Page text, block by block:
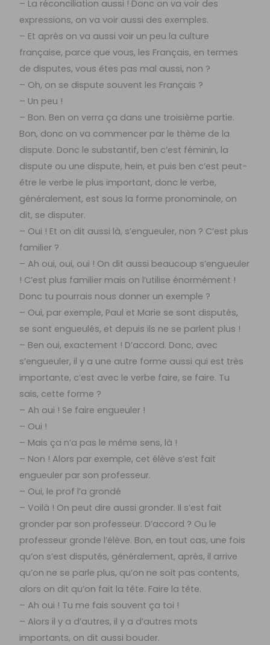
– La réconciliation aussi ! Donc on va voir des
expressions, on va voir aussi des exemples.
– Et après on va aussi voir un peu la culture
française, parce que vous, les Français, en termes
de disputes, vous êtes pas mal aussi, non ?
– Oh, on se dispute souvent les Français ?
– Un peu !
– Bon. Ben on verra ça dans une troisième partie.
Bon, donc on va commencer par le thème de la
dispute. Donc le substantif, ben c’est féminin, la
dispute ou une dispute, hein, et puis ben c’est peut-
être le verbe le plus important, donc le verbe,
généralement, est sous la forme pronominale, on
dit, se disputer.
– Oui ! Et on dit aussi là, s’engueuler, non ? C’est plus
familier ?
– Ah oui, oui, oui ! On dit aussi beaucoup s’engueuler
! C’est plus familier mais on l’utilise énormément !
Donc tu pourrais nous donner un exemple ?
– Oui, par exemple, Paul et Marie se sont disputés,
se sont engueulés, et depuis ils ne se parlent plus !
– Ben oui, exactement ! D’accord. Donc, avec
s’engueuler, il y a une autre forme aussi qui est très
importante, c’est avec le verbe faire, se faire. Tu
sais, cette forme ?
– Ah oui ! Se faire engueuler !
– Oui !
– Mais ça n’a pas le même sens, là !
– Non ! Alors par exemple, cet élève s’est fait
engueuler par son professeur.
– Oui, le prof l’a grondé
– Voilà ! On peut dire aussi gronder. Il s’est fait
gronder par son professeur. D’accord ? Ou le
professeur gronde l’élève. Bon, en tout cas, une fois
qu’on s’est disputés, généralement, après, il arrive
qu’on ne se parle plus, qu’on ne soit pas contents,
alors on dit qu’on fait la tête. Faire la tête.
– Ah oui ! Tu me fais souvent ça toi !
– Alors il y a d’autres, il y a d’autres mots
importants, on dit aussi bouder.